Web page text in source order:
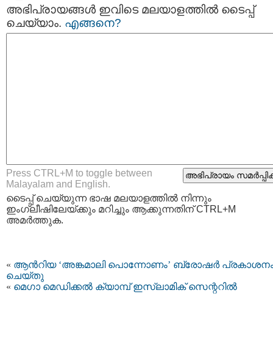
അഭിപ്രായങ്ങള്‍ ഇവിടെ മലയാളത്തില്‍ ടൈപ്പ്
ചെയ്യാം. എങ്ങനെ?
Press CTRL+M to toggle between
Malayalam and English.
ടൈപ്പ്‌ ചെയ്യുന്ന ഭാഷ മലയാളത്തില്‍ നിന്നും
ഇംഗ്ലീഷിലേയ്ക്കും മറിച്ചും ആക്കുന്നതിന് CTRL+M
അമര്‍ത്തുക.
« ആൻറിയ ‘അങ്കമാലി പൊന്നോണം’ ബ്രോഷർ
ചെയ്തു
« മെഗാ മെഡിക്കൽ ക്യാമ്പ് ഇസ്‌ലാമിക് സെന്ററിൽ